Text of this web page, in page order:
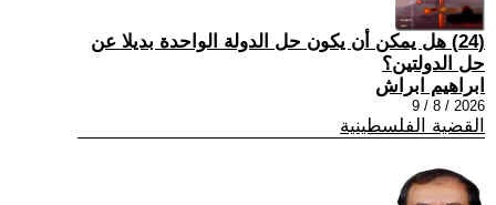
(24) هل يمكن أن يكون حل الدولة الواحدة بديلا عن
حل الدولتين؟
ابراهيم ابراش
2026 / 8 / 9
القضية الفلسطينية